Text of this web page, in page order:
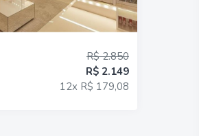
R$ 2.850
R$ 2.149
12x R$ 179,08